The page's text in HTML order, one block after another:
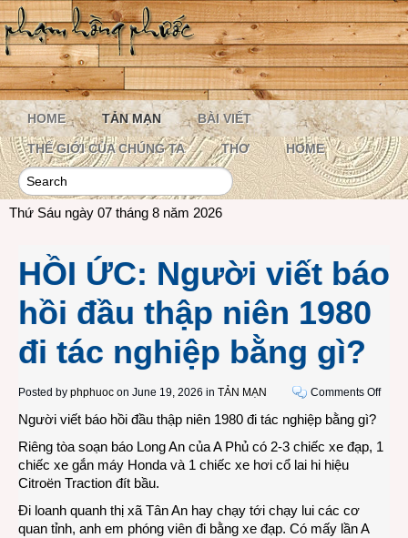
HOME TẢN MẠN BÀI VIẾT
THẾ GIỚI CỦA CHÚNG TA THƠ HOME
Thứ Sáu ngày 07 tháng 8 năm 2026
HỒI ỨC: Người viết báo
hồi đầu thập niên 1980
đi tác nghiệp bằng gì?
Posted by phphuoc on June 19, 2026 in TẢN MẠN Comments Offon
Người viết báo hồi đầu thập niên 1980 đi tác nghiệp bằng gì?
Riêng tòa soạn báo Long An của A Phủ có 2-3 chiếc xe đạp, 1
chiếc xe gắn máy Honda và 1 chiếc xe hơi cổ lai hi hiệu
Citroën Traction đít bầu.
Đi loanh quanh thị xã Tân An hay chạy tới chạy lui các cơ
quan tỉnh, anh em phóng viên đi bằng xe đạp. Có mấy lần A